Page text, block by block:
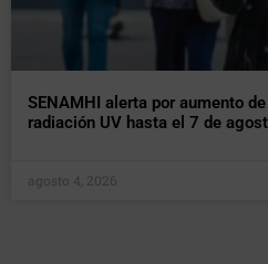
SENAMHI alerta por aumento
radiación UV hasta el 7 de
agosto 4, 2026